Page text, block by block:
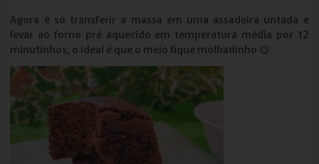
Agora é só transferir a massa em uma assadeira untada e
levar ao forno pré aquecido em temperatura média por 12
minutinhos, o ideal é que o meio fique molhadinho 😋